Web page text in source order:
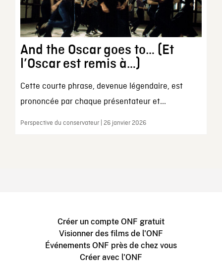
And the Oscar goes to… (Et
l’Oscar est remis à…)
Cette courte phrase, devenue légendaire, est
prononcée par chaque présentateur et...
Perspective du conservateur | 26 janvier 2026
Créer un compte ONF gratuit
Visionner des films de l'ONF
Événements ONF près de chez vous
Créer avec l'ONF